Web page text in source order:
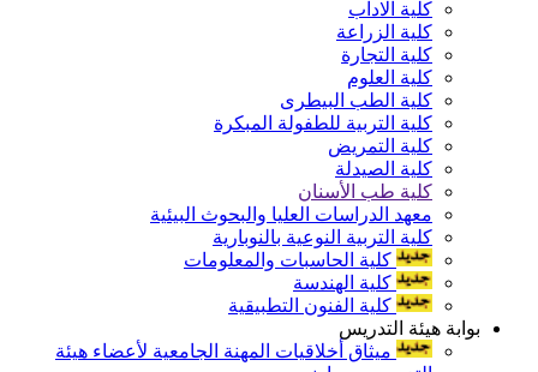
كلية الاداب
كلية الزراعة
كلية التجارة
كلية العلوم
كلية الطب البيطرى
كلية التربية للطفولة المبكرة
كلية التمريض
كلية الصيدلة
كلية طب الأسنان
معهد الدراسات العليا والبحوث البيئية
كلية التربية النوعية بالنوبارية
كلية الحاسبات والمعلومات
كلية الهندسة
كلية الفنون التطبيقية
بوابة هيئة التدريس
ميثاق أخلاقيات المهنة الجامعية لأعضاء هيئة